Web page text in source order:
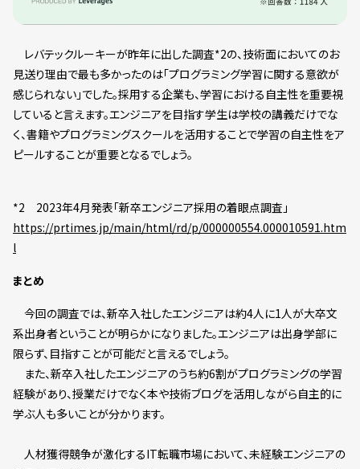
レバテックルーキーが昨年に出した調査*2の、技術面においてのお
見送り理由で最も多かったのは「プログラミング学習に関する意欲が
感じられない」でした。採用する企業も、学習における自主性を重要視
していると言えます。エンジニアを目指す学生は学校の講義だけでな
く、書籍やプログラミングスクールを活用することで学習の自主性をア
ピールすることが重要となるでしょう。
*2 2023年4月発表「新卒エンジニア採用の着眼点調査」
https://prtimes.jp/main/html/rd/p/000000554.000010591.htm
l
まとめ
今回の調査では、新卒入社したエンジニアは約4人に1人が大卒文
系出身者ということが明らかになりました。エンジニアは出身学部に
限らず、目指すことが可能だと言えるでしょう。
また、新卒入社したエンジニアのうち約6割がプログラミングの学習
経験があり、授業だけでなく本や技術ブログを活用しながら自主的に
学ぶ人も多いことが分かります。
人材獲得競争が激化するIT転職市場において、未経験エンジニアの